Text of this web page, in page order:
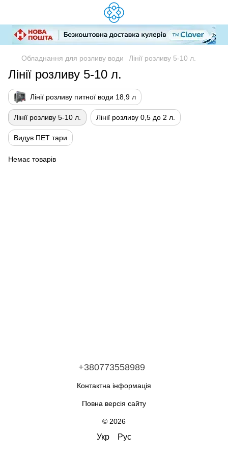
Обладнання для розливу води Лінії розливу 5-10 л.
Лінії розливу 5-10 л.
Лінії розливу питної води 18,9 л
Лінії розливу 5-10 л. Лінії розливу 0,5 до 2 л.
Видув ПЕТ тари
Немає товарів
+380773558989
Контактна інформація
Повна версія сайту
© 2026
Укр Рус